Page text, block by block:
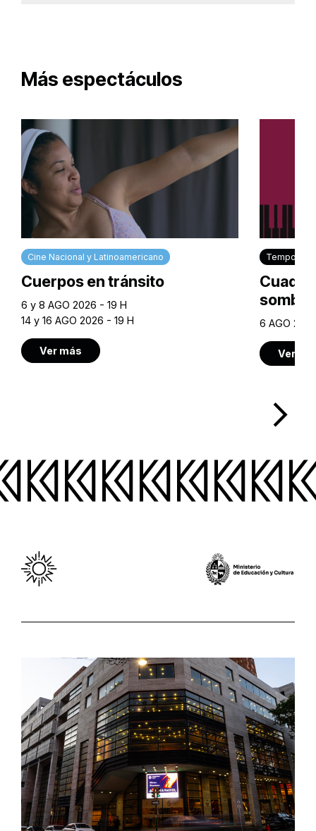
Más espectáculos
Cine Nacional y Latinoamericano
Cuerpos en tránsito
6 y 8 AGO 2026 - 19 H
14 y 16 AGO 2026 - 19 H
Ver más
6 AGO
Ver
arrow_forward_ios